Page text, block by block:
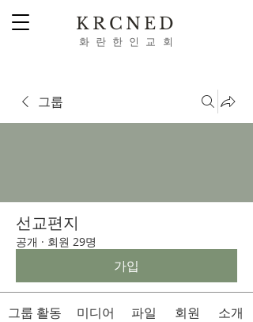
KRCNED
​화 란 한 인 교 회
그룹
선교편지
공개 · 회원 29명
가입
그룹 활동 미디어 파일 회원 소개